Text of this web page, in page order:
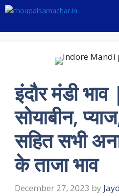
Skip
content
इंदौर मंडी
सोयाबीन,
सहित सभी
के ताजा भाव
December 27, 2023 by